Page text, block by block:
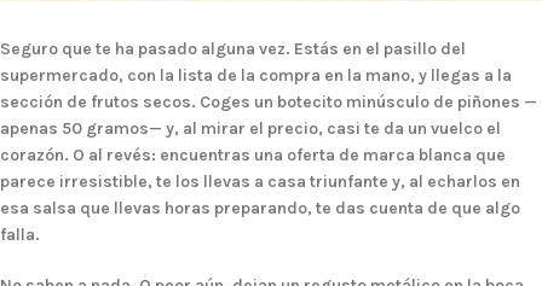
Seguro que te ha pasado alguna vez. Estás en el pasillo del
supermercado, con la lista de la compra en la mano, y llegas a la
sección de frutos secos. Coges un botecito minúsculo de piñones —
apenas 50 gramos— y, al mirar el precio, casi te da un vuelco el
corazón. O al revés: encuentras una oferta de marca blanca que
parece irresistible, te los llevas a casa triunfante y, al echarlos en
esa salsa que llevas horas preparando, te das cuenta de que algo
falla.